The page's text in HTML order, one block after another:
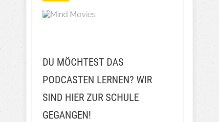
DU MÖCHTEST DAS
PODCASTEN LERNEN? WIR
SIND HIER ZUR SCHULE
GEGANGEN!